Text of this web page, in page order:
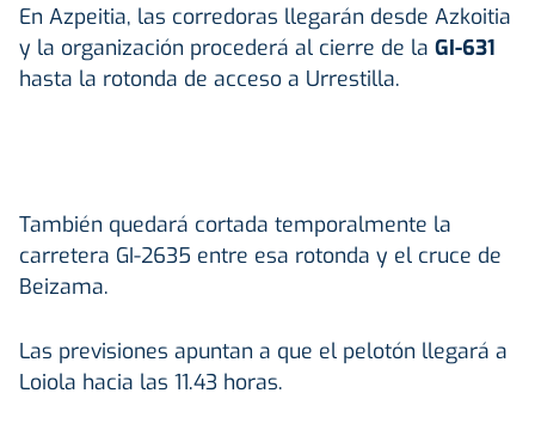
En Azpeitia, las corredoras llegarán desde Azkoitia
y la organización procederá al cierre de la GI-631
hasta la rotonda de acceso a Urrestilla.
También quedará cortada temporalmente la
carretera GI-2635 entre esa rotonda y el cruce de
Beizama.
Las previsiones apuntan a que el pelotón llegará a
Loiola hacia las 11.43 horas.